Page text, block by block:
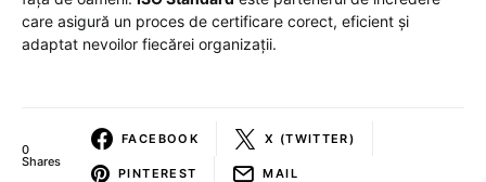
care asigură un proces de certificare corect, eficient și
adaptat nevoilor fiecărei organizații.
0
Shares
FACEBOOK X (TWITTER)
PINTEREST MAIL